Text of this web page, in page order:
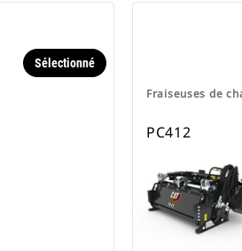
Sélectionné
Fraiseuses de
PC412